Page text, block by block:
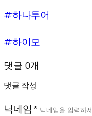
#하나투어
#하이모
댓글 0개
댓글 작성
닉네임 *